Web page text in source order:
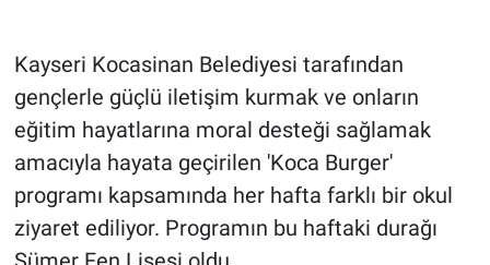
Kayseri Kocasinan Belediyesi tarafından
gençlerle güçlü iletişim kurmak ve onların
eğitim hayatlarına moral desteği sağlamak
amacıyla hayata geçirilen 'Koca Burger'
programı kapsamında her hafta farklı bir okul
ziyaret ediliyor. Programın bu haftaki durağı